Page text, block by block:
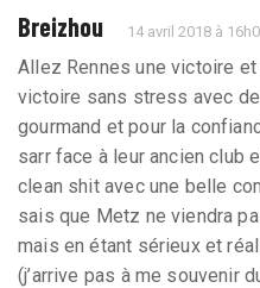
Breizhou 14 avril 2018 à
Allez Rennes une victoire
victoire sans stress avec
gourmand et pour la
sarr face à leur ancien club
clean shit avec une belle
sais que Metz ne viendra
mais en étant sérieux et
(j’arrive pas à me souvenir